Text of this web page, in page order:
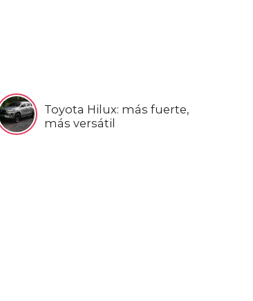
Toyota Hilux: más fuerte,
más versátil